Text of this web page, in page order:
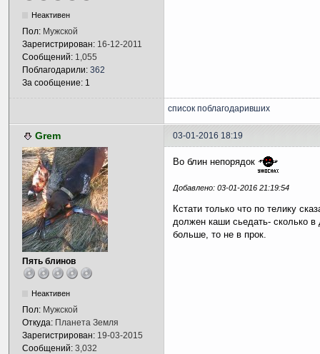
Неактивен
Пол: Мужской
Зарегистрирован: 16-12-2011
Сообщений: 1,055
Поблагодарили: 362
За сообщение: 1
список поблагодаривших
Grem 03-01-2016 18:19
Пять блинов
Неактивен
Пол: Мужской
Откуда: Планета Земля
Зарегистрирован: 19-03-2015
Сообщений: 3,032
Во блин непорядок
Добавлено: 03-01-2016 21:19:54
Кстати только что по телику
должен каши сьедать- сколько
больше, то не в прок.